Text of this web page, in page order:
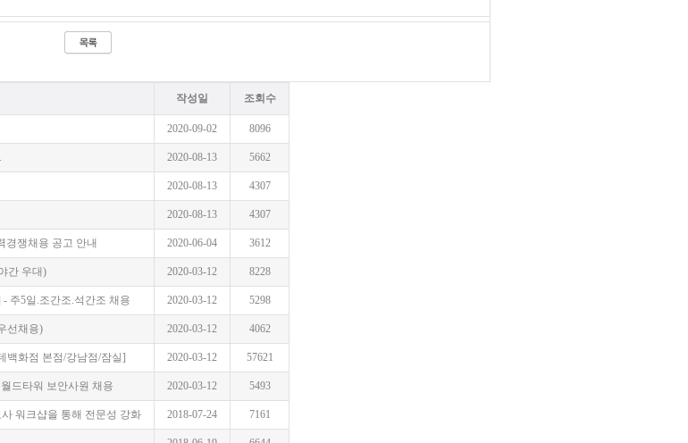
작성일 조회수
2020-09-02 8096
2020-08-13 5662
2020-08-13 4307
2020-08-13 4307
경쟁채용 공고 안내 2020-06-04 3612
간 우대) 2020-03-12 8228
주5일.조간조.석간조 채용 2020-03-12 5298
선채용) 2020-03-12 4062
백화점 본점/강남점/잠실] 2020-03-12 57621
드타워 보안사원 채용 2020-03-12 5493
워크샵을 통해 전문성 강화 2018-07-24 7161